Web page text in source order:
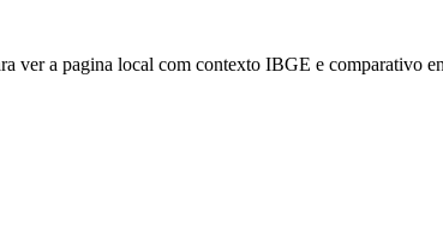
ver a pagina local com contexto IBGE e comparativo